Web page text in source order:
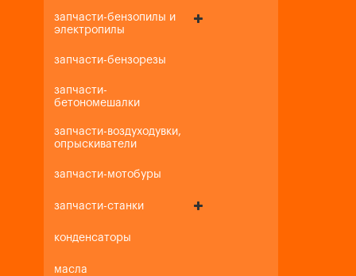
запчасти-бензопилы и
электропилы
запчасти-бензорезы
запчасти-
бетономешалки
запчасти-воздуходувки,
опрыскиватели
запчасти-мотобуры
запчасти-станки
конденсаторы
масла